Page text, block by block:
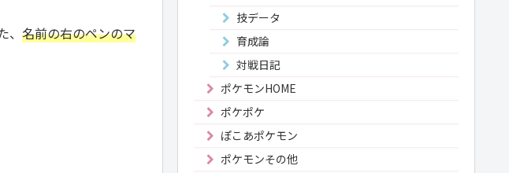
名前の右のペンのマ
技データ
育成論
対戦日記
ポケモンHOME
ポケポケ
ぽこあポケモン
ポケモンその他